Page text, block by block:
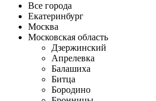
Все города
Екатеринбург
Москва
Московская область
Дзержинский
Апрелевка
Балашиха
Битца
Бородино